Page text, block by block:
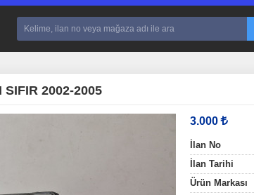
SIFIR 2002-2005
3.000
İlan No
İlan Tarihi
Ürün Markası